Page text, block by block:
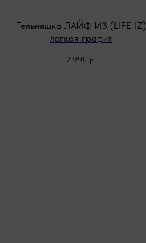
Тельняшка ЛАЙФ ИЗ (LIFE IZ)
легкая графит
2 990 р.